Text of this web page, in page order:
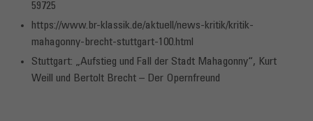
59725
https://www.br-klassik.de/aktuell/news-kritik/kritik-
mahagonny-brecht-stuttgart-100.html
Stuttgart: „Aufstieg und Fall der Stadt Mahagonny“, Kurt
Weill und Bertolt Brecht – Der Opernfreund